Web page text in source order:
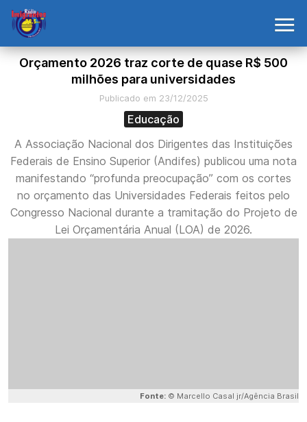
Orçamento 2026 traz corte de quase R$ 500
milhões para universidades
Publicado em 23/12/2025
Educação
A Associação Nacional dos Dirigentes das Instituições
Federais de Ensino Superior (Andifes) publicou uma nota
manifestando “profunda preocupação” com os cortes
no orçamento das Universidades Federais feitos pelo
Congresso Nacional durante a tramitação do Projeto de
Lei Orçamentária Anual (LOA) de 2026.
Fonte: © Marcello Casal jr/Agência Brasil